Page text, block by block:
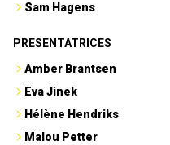
Sam Hagens
PRESENTATRICES
Amber Brantsen
Eva Jinek
Hélène Hendriks
Malou Petter